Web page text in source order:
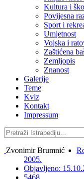
Kultura i
Povijesna
Sport i
Umjetnost
Vojska i
Zaštićena
Zemljopis
Znanost
Galerije
Teme
Kviz
Kontakt
Impressum
Zvonimir Brumnić
2005.
Objavljeno:
5468